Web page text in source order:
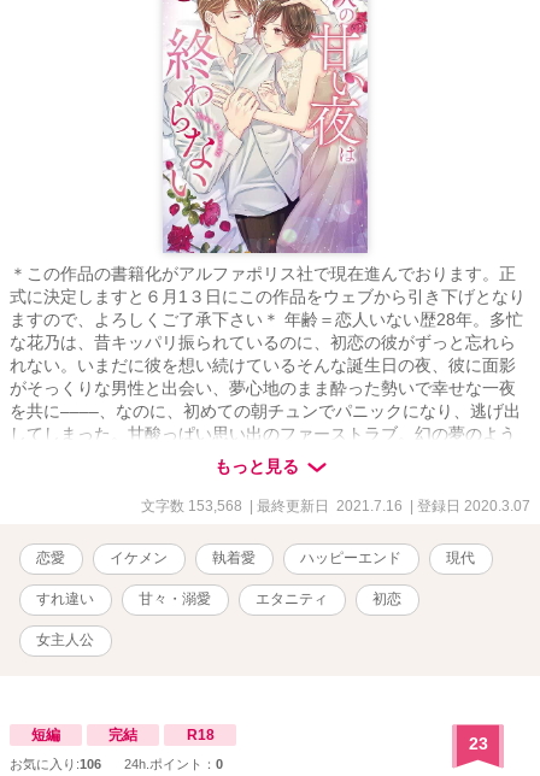
＊この作品の書籍化がアルファポリス社で現在進んでおります。正
式に決定しますと６月1３日にこの作品をウェブから引き下げとなり
ますので、よろしくご了承下さい＊ 年齢＝恋人いない歴28年。多忙
な花乃は、昔キッパリ振られているのに、初恋の彼がずっと忘れら
れない。いまだに彼を想い続けているそんな誕生日の夜、彼に面影
がそっくりな男性と出会い、夢心地のまま酔った勢いで幸せな一夜
を共に––––、なのに、初めての朝チュンでパニックになり、逃げ出
してしまった。甘酸っぱい思い出のファーストラブ。幻の夢のよう
なセカンドラブ。優しい彼には逢うたびに心を持っていかれる。今
も昔も、過剰なほど甘やかされるけど、この歳になって相変わらず
な子供扱いも！ そして極甘で強引な彼のペースに、花乃はみるみ
です。
もっと見る
文字数 153,568 | 最終更新日 2021.7.16 | 登録日 2020.3.07
恋愛 イケメン 執着愛 ハッピーエンド 現代
すれ違い 甘々・溺愛 エタニティ 初恋
女主人公
短編 完結 R18
お気に入り:106 24h.ポイント： 0
23